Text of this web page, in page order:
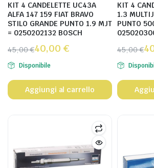
KIT 4 CANDELETTE UC43A
ALFA 147 159 FIAT BRAVO
STILO GRANDE PUNTO 1.9 MJT
= 0250202132 BOSCH
45,00€40,00 €
Disponibile
Aggiungi al carrello
KIT 4
1.3
PUNTO
45,00€